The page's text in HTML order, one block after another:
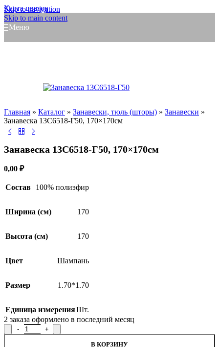
Карта цветов
Skip to navigation
Skip to main content
Меню
Главная » Каталог » Занавески, тюль (шторы) » Занавески »
Занавеска 13С6518-Г50, 170×170см
Занавеска 13С6518-Г50, 170×170см
0,00 ₽
Состав 100% полиэфир
Ширина (см) 170
Высота (см) 170
Цвет Шампань
Размер 1.70*1.70
Единица измеренияШт.
2 заказа оформлено в последний месяц
Количество товара Занавеска 13С6518-Г50, 170x170см
В КОРЗИНУ